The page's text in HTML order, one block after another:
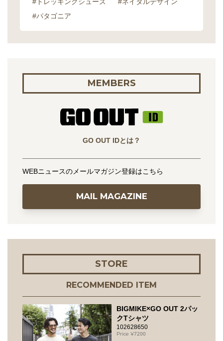
#トレッキングシューズ
#ネイタルデザイン
#パタゴニア
MEMBERS
GO OUT IDとは？
WEBニュースのメールマガジン登録はこちら
MAIL MAGAZINE
STORE
RECOMMENDED ITEM
BIGMIKE×GO OUT 2パッ
クTシャツ
102628650
7200